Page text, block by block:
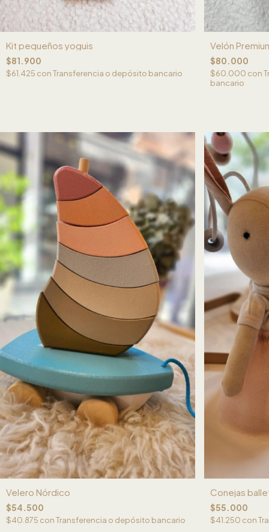
Kit pequeños yoguis
$81.900
$61.425 conTransferencia o depósito bancario
Velón
$80.000
$60.000 con
bancario
Velero Nórdico
$54.500
$40.875 conTransferencia o depósito bancario
Conejas
$55.000
$41.250 con